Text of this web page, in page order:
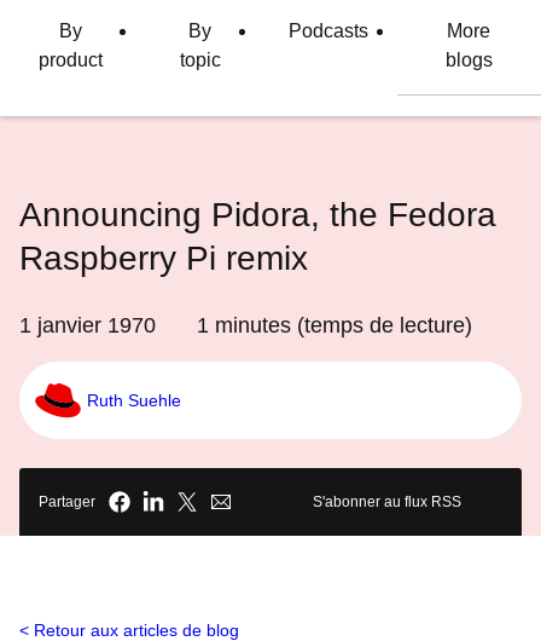
langueBy
product
By
topic
Podcasts
More
blogs
Announcing Pidora, the Fedora
Raspberry Pi remix
1 janvier 1970 1 minutes (temps de lecture)
Ruth Suehle
Partager S'abonner au flux RSS
Retour aux articles de blog